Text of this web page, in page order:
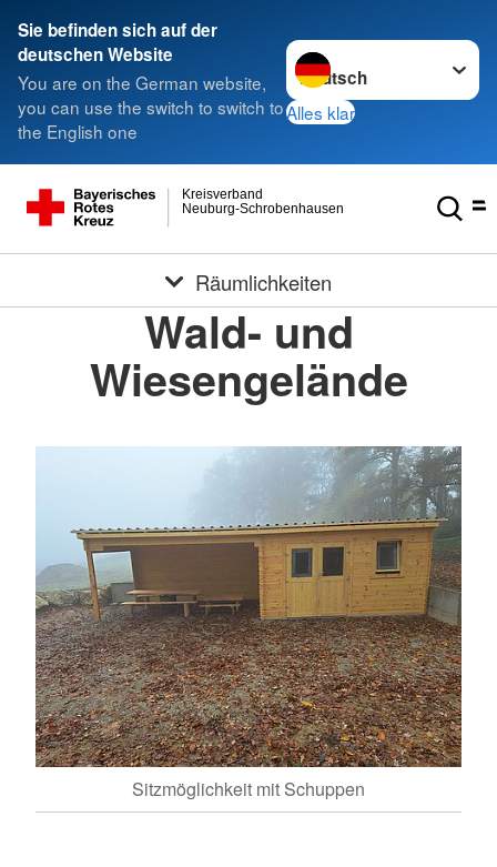
Sie befinden sich auf der
deutschen Website
You are on the German website,
you can use the switch to switch to
the English one
Sprache wechseln zu
Alles klar
Neuburg-Schrobenhausen
Kreisverband
Räumlichkeiten
Wald- und
Wiesengelände
Sitzmöglichkeit mit Schuppen